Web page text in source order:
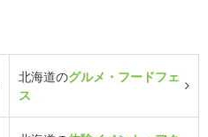
北海道のグルメ・フードフェ
ス